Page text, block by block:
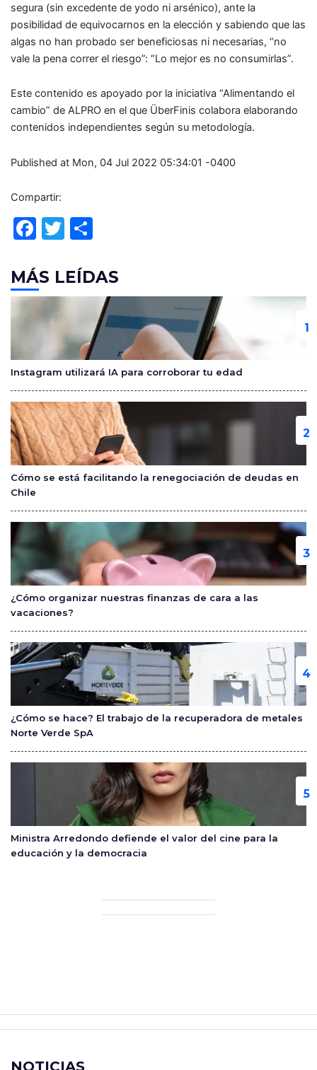
segura (sin excedente de yodo ni arsénico), ante la
posibilidad de equivocarnos en la elección y sabiendo que las
algas no han probado ser beneficiosas ni necesarias, “no
vale la pena correr el riesgo”: “Lo mejor es no consumirlas”.
Este contenido es apoyado por la iniciativa “Alimentando el
cambio” de ALPRO en el que ÜberFinis colabora elaborando
contenidos independientes según su metodología.
Published at Mon, 04 Jul 2022 05:34:01 -0400
Compartir:
F
c
e
b
o
k
T
itt
er
m
p
ar
tir
MÁS LEÍDAS
Instagram utilizará IA para corroborar tu edad
Cómo se está facilitando la renegociación de deudas en
Chile
¿Cómo organizar nuestras finanzas de cara a las
vacaciones?
¿Cómo se hace? El trabajo de la recuperadora de metales
Norte Verde SpA
Ministra Arredondo defiende el valor del cine para la
educación y la democracia
NOTICIAS